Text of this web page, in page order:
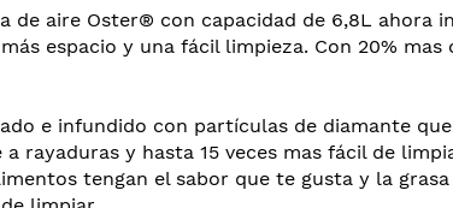
de aire Oster® con capacidad de 6,8L ahora
espacio y una fácil limpieza. Con 20%
e infundido con partículas de diamante
rayaduras y hasta 15 veces mas fácil de
tengan el sabor que te gusta y la